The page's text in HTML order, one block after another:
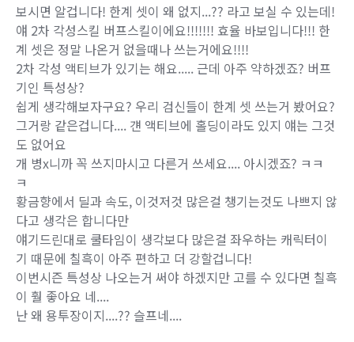
보시면 알겁니다! 한계 셋이 왜 없지...?? 라고 보실 수 있는데!
얘 2차 각성스킬 버프스킬이에요!!!!!!! 효율 바보입니다!!! 한
계 셋은 정말 나온거 없을때나 쓰는거에요!!!!
2차 각성 액티브가 있기는 해요..... 근데 아주 약하겠죠? 버프
기인 특성상?
쉽게 생각해보자구요? 우리 검신들이 한계 셋 쓰는거 봤어요?
그거랑 같은겁니다.... 걘 액티브에 홀딩이라도 있지 얘는 그것
도 없어요
개 병x니까 꼭 쓰지마시고 다른거 쓰세요.... 아시겠죠? ㅋㅋ
ㅋ
황금향에서 딜과 속도, 이것저것 많은걸 챙기는것도 나쁘지 않
다고 생각은 합니다만
얘기드린대로 쿨타임이 생각보다 많은걸 좌우하는 캐릭터이
기 때문에 칠흑이 아주 편하고 더 강할겁니다!
이번시즌 특성상 나오는거 써야 하겠지만 고를 수 있다면 칠흑
이 훨 좋아요 네....
난 왜 용투장이지....?? 슬프네....